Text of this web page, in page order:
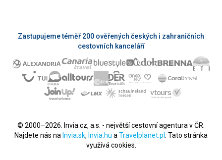
Zastupujeme téměř 200 ověřených českých i zahraničních
cestovních kanceláří
© 2000–2026. Invia.cz, a.s. - největší cestovní agentura v ČR.
Najdete nás na Invia.sk, Invia.hu a Travelplanet.pl
. Tato stránka
využívá cookies.